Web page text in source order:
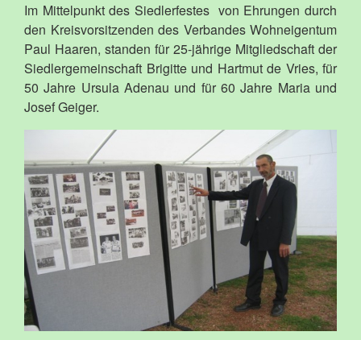
Im Mittelpunkt des Siedlerfestes von Ehrungen durch
den Kreisvorsitzenden des Verbandes Wohneigentum
Paul Haaren, standen für 25-jährige Mitgliedschaft der
Siedlergemeinschaft Brigitte und Hartmut de Vries, für
50 Jahre Ursula Adenau und für 60 Jahre Maria und
Josef Geiger.